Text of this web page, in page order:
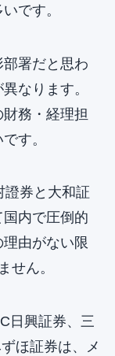
です。
署だと思わ
なります。
務・経理担
す。
證券と大和証
内で圧倒的
由がない限
せん。
日興証券、三
ほ証券は、メ